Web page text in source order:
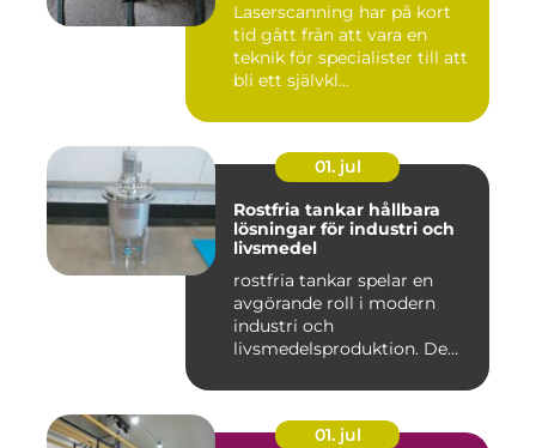
Laserscanning har på kort
tid gått från att vara en
teknik för specialister till att
bli ett självkl...
01. jul
Rostfria tankar hållbara
lösningar för industri och
livsmedel
rostfria tankar spelar en
avgörande roll i modern
industri och
livsmedelsproduktion. De
01. jul